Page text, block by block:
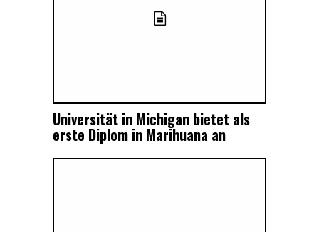
Universität in Michigan bietet als
erste Diplom in Marihuana an